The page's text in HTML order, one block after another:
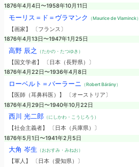
1876年4月4日〜1958年10月11日
モーリス＝ド＝ヴラマンク （Maurice de Vlaminck）
【画家】 〔フランス〕
1876年4月13日〜1947年1月25日
高野 辰之 （たかの・たつゆき）
【国文学者】 〔日本（長野県）〕
1876年4月22日〜1936年4月8日
ローベルト＝バーラーニ （Robert Bárány）
【医師（耳鼻科医）】 〔オーストリア〕
1876年4月29日〜1940年10月22日
西川 光二郎（にしかわ・こうじろう）
【社会主義者】 〔日本（兵庫県）〕
1876年5月1日〜1941年2月5日
大角 岑生 （おおすみ・みねお）
【軍人】 〔日本（愛知県）〕